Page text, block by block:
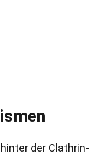
der Clathrin-